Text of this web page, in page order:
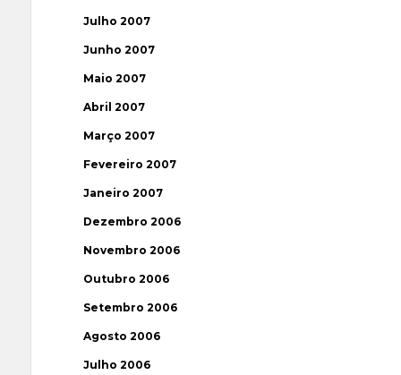
Julho 2007
Junho 2007
Maio 2007
Abril 2007
Março 2007
Fevereiro 2007
Janeiro 2007
Dezembro 2006
Novembro 2006
Outubro 2006
Setembro 2006
Agosto 2006
Julho 2006